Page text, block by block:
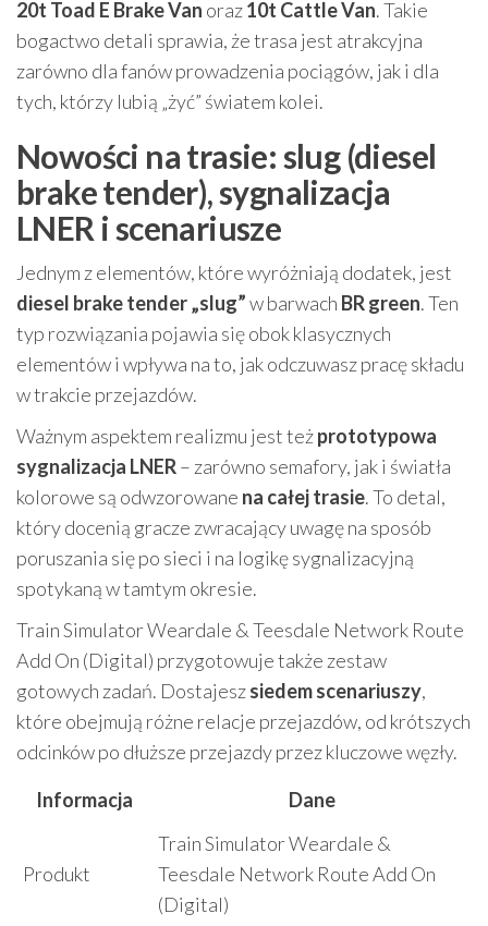
20t Toad E Brake Van oraz10t Cattle Van. Takie
bogactwo detali sprawia, że trasa jest atrakcyjna
zarówno dla fanów prowadzenia pociągów, jak i dla
tych, którzy lubią „żyć” światem kolei.
Nowości na trasie: slug (diesel
brake tender), sygnalizacja
LNER i scenariusze
Jednym z elementów, które wyróżniają dodatek, jest
diesel brake tender „slug”w barwach BR green. Ten
typ rozwiązania pojawia się obok klasycznych
elementów i wpływa na to, jak odczuwasz pracę składu
w trakcie przejazdów.
Ważnym aspektem realizmu jest teżprototypowa
sygnalizacja LNER– zarówno semafory, jak i światła
kolorowe są odwzorowane na całej trasie. To detal,
który docenią gracze zwracający uwagę na sposób
poruszania się po sieci i na logikę sygnalizacyjną
spotykaną w tamtym okresie.
Train Simulator Weardale & Teesdale Network Route
Add On (Digital) przygotowuje także zestaw
gotowych zadań. Dostajeszsiedem scenariuszy,
które obejmują różne relacje przejazdów, od krótszych
odcinków po dłuższe przejazdy przez kluczowe węzły.
Informacja
Dane
Produkt
Train Simulator Weardale &
Teesdale Network Route Add On
(Digital)